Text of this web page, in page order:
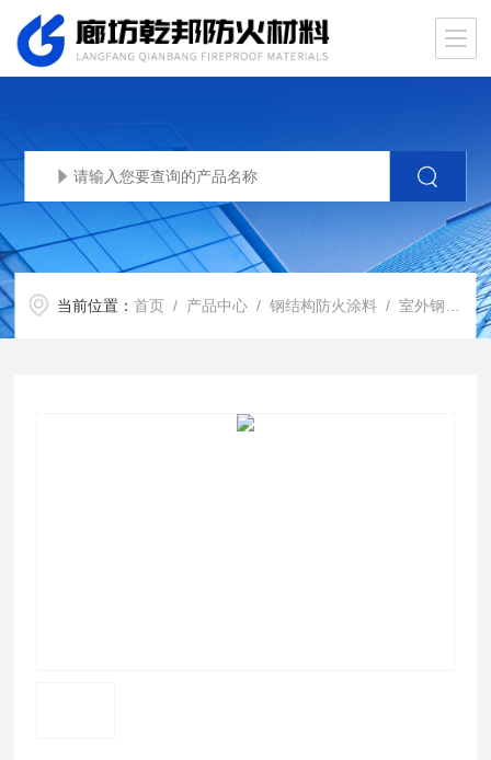
当前位置：首页 / 产品中心 /钢结构防火涂料 /室外钢结构防火涂料